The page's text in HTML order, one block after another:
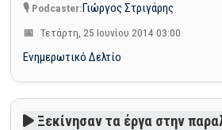
Γιώργος Στριγάρης
Τετάρτη, 25 Ιουνίου 2014 03:00
Ενημερωτικό Δελτίο
Ξεκίνησαν τα έργα στην